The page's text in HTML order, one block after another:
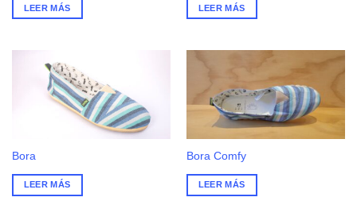
LEER MÁS LEER MÁS
Bora
LEER MÁS
Bora Comfy
LEER MÁS